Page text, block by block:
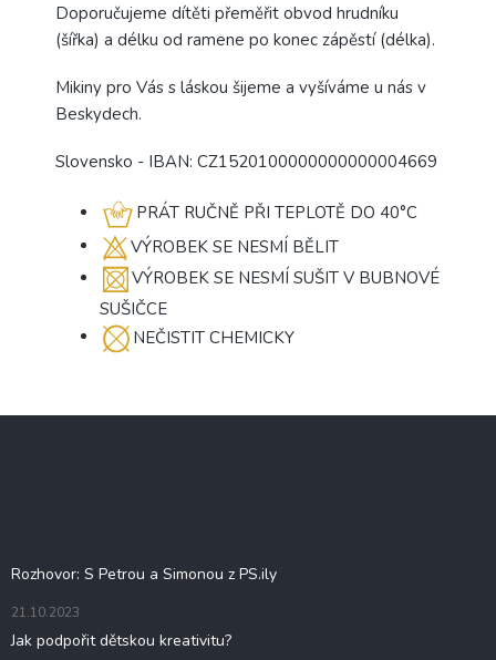
Doporučujeme dítěti přeměřit obvod hrudníku
(šířka) a délku od ramene po konec zápěstí (délka).
Mikiny pro Vás s láskou šijeme a vyšíváme u nás v
Beskydech.
Slovensko - IBAN: CZ1520100000000000004669
PRÁT RUČNĚ PŘI TEPLOTĚ DO 40°C
VÝROBEK SE NESMÍ BĚLIT
VÝROBEK SE NESMÍ SUŠIT V BUBNOVÉ
SUŠIČCE
NEČISTIT CHEMICKY
Rozhovor: S Petrou a Simonou z PS.ily
21.10.2023
Jak podpořit dětskou kreativitu?